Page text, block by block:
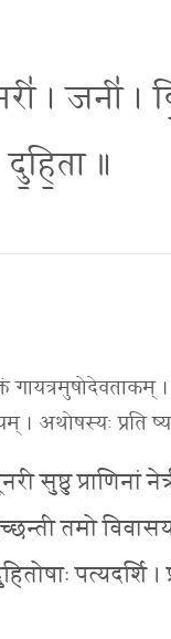
। जनी॑ ।
दु॒हि॒ता ॥
गायत्रमुषोदेवताकम्
। अथोषस्यः प्रति
सुष्ठु प्राणिनां
तमो
पत्यदर्शि